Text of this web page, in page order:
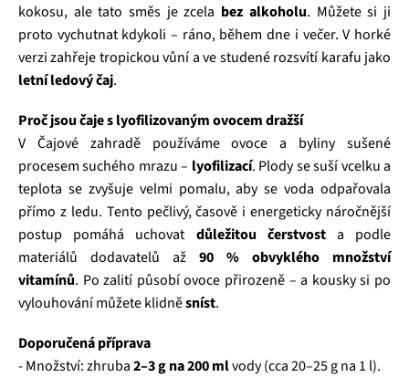
kokosu, ale tato směs je zcela bez alkoholu. Můžete si ji
proto vychutnat kdykoli – ráno, během dne i večer. V horké
verzi zahřeje tropickou vůní a ve studené rozsvítí karafu jako
letní ledový čaj.
Proč jsou čaje s lyofilizovaným ovocem dražší
V Čajové zahradě používáme ovoce a byliny sušené
procesem suchého mrazu – lyofilizací. Plody se suší vcelku a
teplota se zvyšuje velmi pomalu, aby se voda odpařovala
přímo z ledu. Tento pečlivý, časově i energeticky náročnější
postup pomáhá uchovat důležitou čerstvosta podle
materiálů dodavatelů až 90 % obvyklého množství
vitamínů. Po zalití působí ovoce přirozeně – a kousky si po
vylouhování můžete klidněsníst.
Doporučená příprava
- Množství: zhruba2–3 g na 200 mlvody (cca 20–25 g na 1 l).